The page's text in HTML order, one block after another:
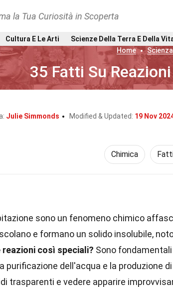
la Tua Curiosità in Scoperta
Cultura E Le Arti Scienze Della Terra E Della
Home
Scienza
35 Fatti Su
Julie Simmonds Modified & Updated: 19 Nov
Chimica
sono un fenomeno chimico
e formano un solido insolubile,
così speciali? Sono
purificazione dell'acqua e la produzione
trasparenti e vedere apparire